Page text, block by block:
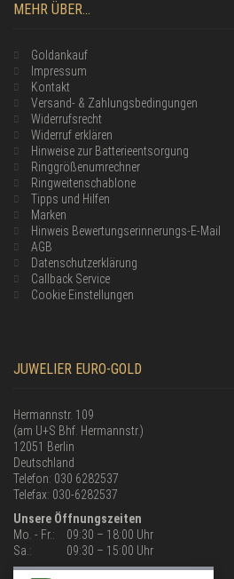
MEHR ÜBER...
Goldankauf
Impressum
Kontakt
Versand- & Zahlungsbedingungen
Widerrufsrecht
Widerruf erklären
Hinweise zur Batterieentsorgung
Ringgrößenumrechner
Ringweitenschablone
Tipps und Hilfen
Marken
Hinweis Bewertungserinnerungs-E-Mail
AGB
Datenschutzerklärung
Callback Service
Cookie Einstellungen
JUWELIER EURO-GOLD
Hermannstr. 109
(am U+S Bhf. Hermannstr.)
12051 Berlin
Deutschland
Telefon: 030 6282537
Telefax: 030-6282537
Unsere Öffnungszeiten
Mo. - Fr.:
09:30 – 18:00 Uhr
Sa.:
09:30 – 15:00 Uhr